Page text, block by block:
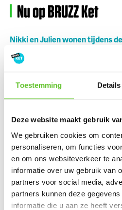
Toestemming Details
Deze website maakt gebruik
We gebruiken cookies om
personaliseren, om functies
en om ons websiteverkeer te
informatie over uw gebruik van
partners voor social media,
partners kunnen deze
informatie die u aan ze heeft
Nu op BRUZZ Ket
Nikki en Julien wonen tijdens
Ketportret: Amel verbreekt
climbers
Dagje Zuidfoor? Win een
augustus
Bestel nu al je
Stad Brussel
toiletten uit
23/7/2026